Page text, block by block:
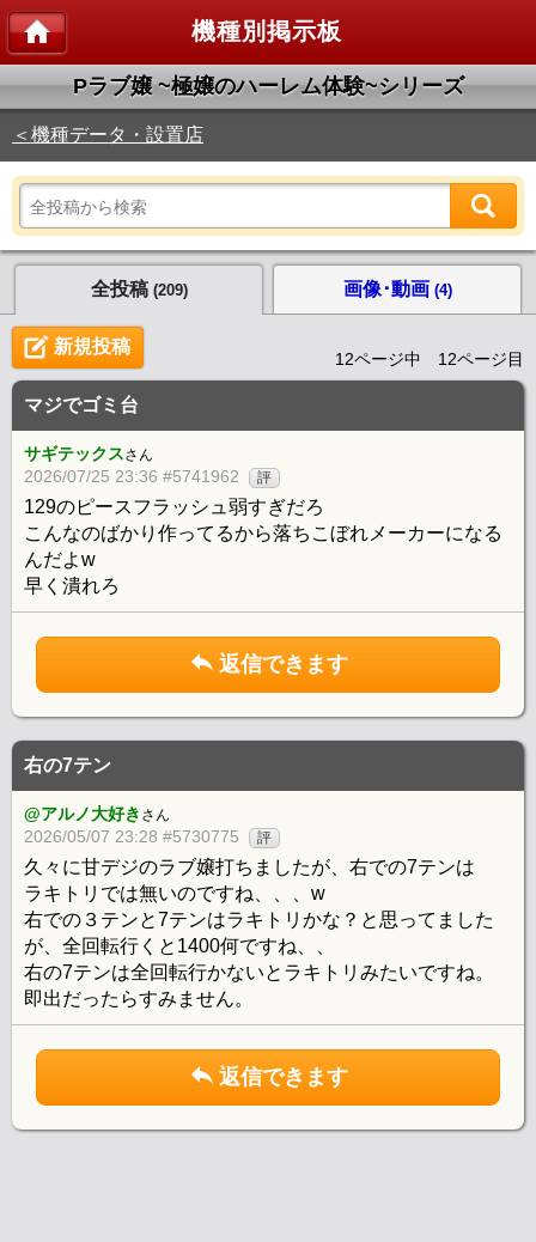
機種別掲示板
Pラブ嬢 ~極嬢のハーレム体験~シリーズ
＜機種データ・設置店
全投稿 (209) 画像･動画 (4)
新規投稿
12ページ中 12ページ目
マジでゴミ台
サギテックスさん
2026/07/25 23:36 #5741962 評
129のピースフラッシュ弱すぎだろ
こんなのばかり作ってるから落ちこぼれメーカーになる
んだよw
早く潰れろ
返信できます
右の7テン
@アルノ大好き さん
2026/05/07 23:28 #5730775 評
久々に甘デジのラブ嬢打ちましたが、右での7テンは
ラキトリでは無いのですね、、、w
右での３テンと7テンはラキトリかな？と思ってました
が、全回転行くと1400何ですね、、
右の7テンは全回転行かないとラキトリみたいですね。
即出だったらすみません。
返信できます